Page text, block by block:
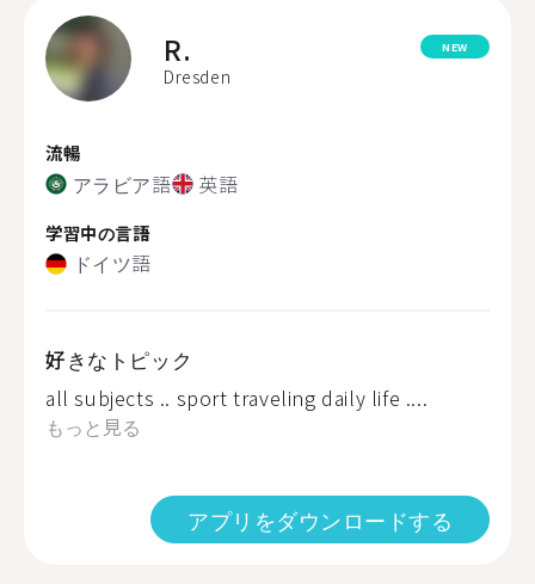
R.
Dresden
NEW
流暢
アラビア語 英語
学習中の言語
ドイツ語
好きなトピック
all subjects .. sport traveling daily life ....
もっと見る
アプリをダウンロードする